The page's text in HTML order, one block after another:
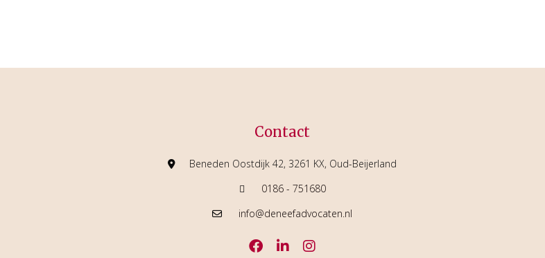
Contact
Beneden Oostdijk 42, 3261 KX, Oud-Beijerland
0186 - 751680
info@deneefadvocaten.nl